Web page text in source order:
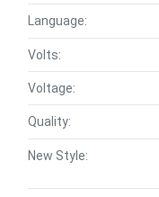
Language:
Volts:
Voltage:
Quality:
New Style: